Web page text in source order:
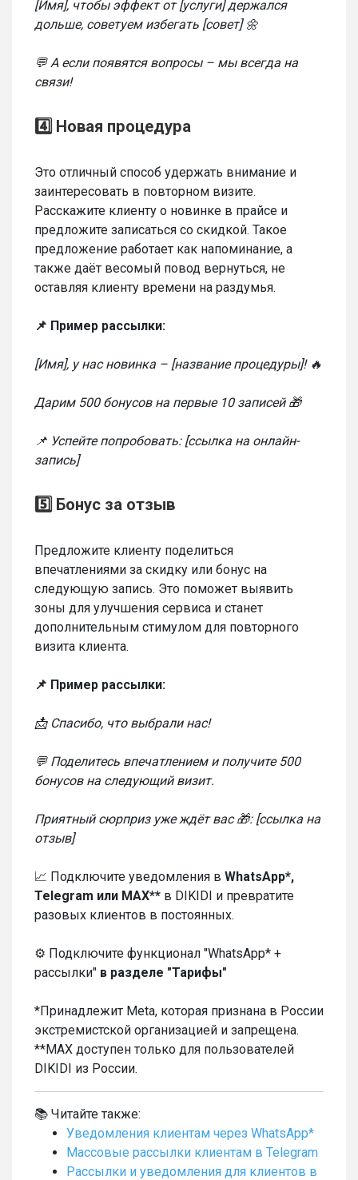
[Имя], чтобы эффект от [услуги] держался
дольше, советуем избегать [совет] 🌼
💬 А если появятся вопросы – мы всегда на
связи!
4️⃣ Новая процедура
Это отличный способ удержать внимание и
заинтересовать в повторном визите.
Расскажите клиенту о новинке в прайсе и
предложите записаться со скидкой. Такое
предложение работает как напоминание, а
также даёт весомый повод вернуться, не
оставляя клиенту времени на раздумья.
📌 Пример рассылки:
[Имя], у нас новинка – [название процедуры]! 🔥
Дарим 500 бонусов на первые 10 записей 🎁
📌 Успейте попробовать: [ссылка на онлайн-
запись]
5️⃣ Бонус за отзыв
Предложите клиенту поделиться
впечатлениями за скидку или бонус на
следующую запись. Это поможет выявить
зоны для улучшения сервиса и станет
дополнительным стимулом для повторного
визита клиента.
📌 Пример рассылки:
📩 Спасибо, что выбрали нас!
💬 Поделитесь впечатлением и получите 500
бонусов на следующий визит.
Приятный сюрприз уже ждёт вас 🎁: [ссылка на
отзыв]
📈 Подключите уведомления в WhatsApp*,
Telegram или MAX** в DIKIDI и превратите
разовых клиентов в постоянных.
⚙️ Подключите функционал "WhatsApp* +
рассылки" в разделе "Тарифы"
*Принадлежит Meta, которая признана в России
экстремистской организацией и запрещена.
**MAX доступен только для пользователей
DIKIDI из России.
📚 Читайте также:
Уведомления клиентам через WhatsApp*
Массовые рассылки клиентам в Telegram
Рассылки и уведомления для клиентов в